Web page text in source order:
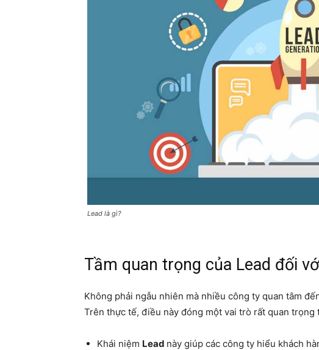
Lead là gì?
Tầm quan trọng của Lead đối
Không phải ngẫu nhiên mà nhiều công ty quan tâm
Trên thực tế, điều này đóng một vai trò rất quan trọng
Khái niệm Lead này giúp các công ty hiểu khách